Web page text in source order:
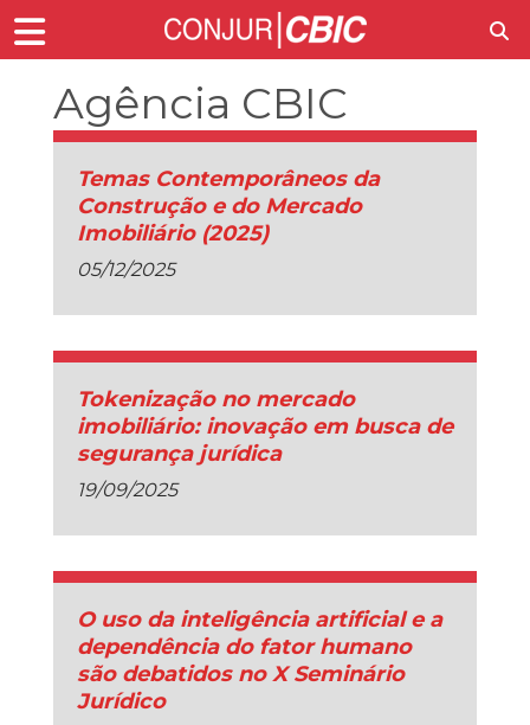
Agência CBIC
Temas Contemporâneos da
Construção e do Mercado
Imobiliário (2025)
05/12/2025
Tokenização no mercado
imobiliário: inovação em busca de
segurança jurídica
19/09/2025
O uso da inteligência artificial e a
dependência do fator humano
são debatidos no X Seminário
Jurídico